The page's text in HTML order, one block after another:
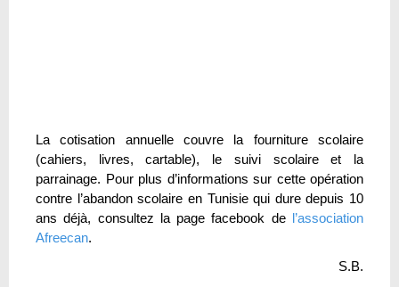
La cotisation annuelle couvre la fourniture scolaire
(cahiers, livres, cartable), le suivi scolaire et la
parrainage. Pour plus d’informations sur cette opération
contre l’abandon scolaire en Tunisie qui dure depuis 10
ans déjà, consultez la page facebook de l’association
Afreecan.
S.B.